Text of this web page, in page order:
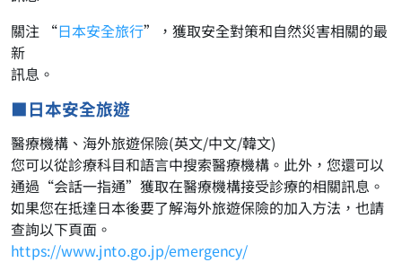
關注 “日本安全旅行”，獲取安全對策和自然災害相關的最
新
訊息。
■日本安全旅遊
醫療機構、海外旅遊保險(英文/中文/韓文)
您可以從診療科目和語言中搜索醫療機構。此外，您還可以
通過“会話一指通”獲取在醫療機構接受診療的相關訊息。
如果您在抵達日本後要了解海外旅遊保險的加入方法，也請
查詢以下頁面。
https://www.jnto.go.jp/emergency/